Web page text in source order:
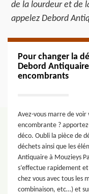
de la lourdeur et de
appelez Debord
Pour changer la
Debord
encombrants
Avez-vous marre de
encombrante ?
déco. Oubli la pièce de
déchets ainsi que les
Antiquaire à Mouzieys
s’effectue rapidement
chez vous avec tous les
combinaison, etc…) et